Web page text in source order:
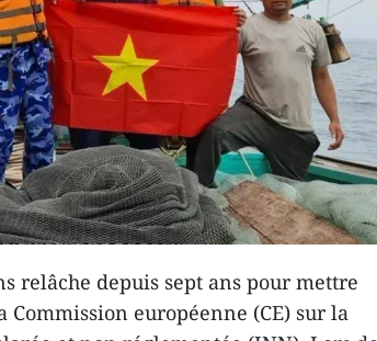
relâche depuis sept ans pour mettre
européenne (CE) sur la